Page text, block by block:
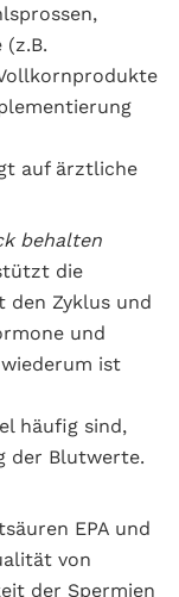
auf ärztliche
behalten
die
den Zyklus und
und
ist
häufig sind,
der Blutwerte.
EPA und
von
der Spermien